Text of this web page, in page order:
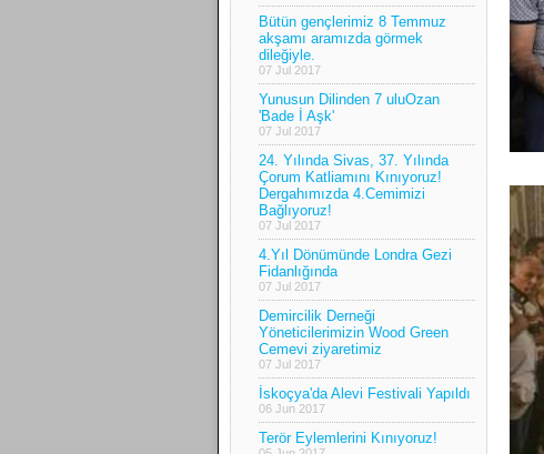
Bütün gençlerimiz 8 Temmuz
akşamı aramızda görmek
dileğiyle.
07 Jul 2017
Yunusun Dilinden 7 uluOzan
'Bade İ Aşk'
07 Jul 2017
24. Yılında Sivas, 37. Yılında
Çorum Katliamını Kınıyoruz!
Dergahımızda 4.Cemimizi
Bağlıyoruz!
07 Jul 2017
4.Yıl Dönümünde Londra Gezi
Fidanlığında
07 Jul 2017
Demircilik Derneği
Yöneticilerimizin Wood Green
Cemevi ziyaretimiz
07 Jul 2017
İskoçya'da Alevi Festivali Yapıldı
06 Jun 2017
Terör Eylemlerini Kınıyoruz!